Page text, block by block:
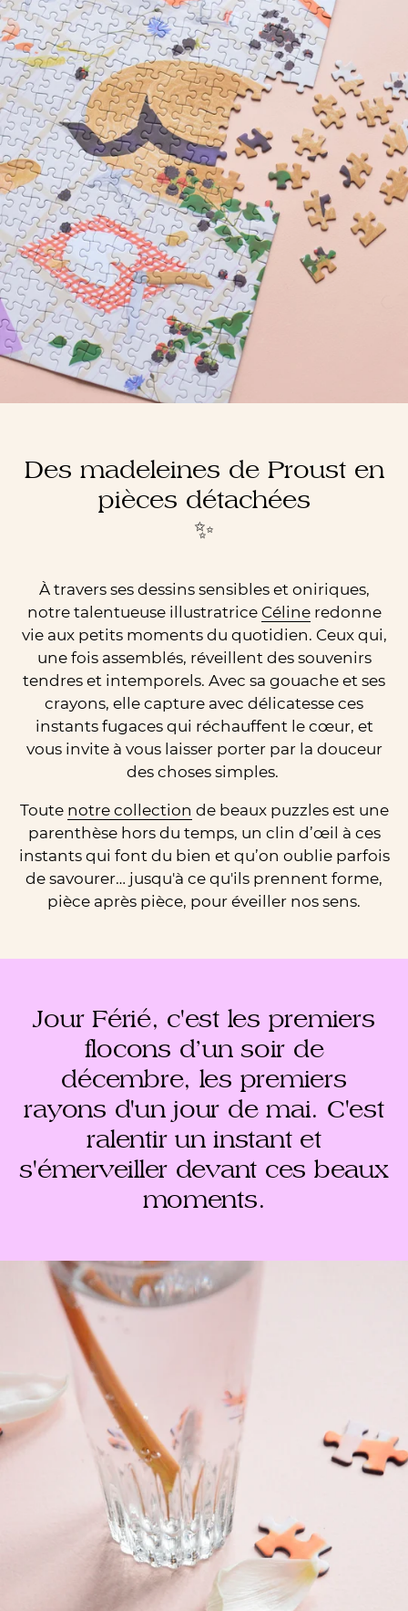
Des madeleines de Proust en
pièces détachées
✨
À travers ses dessins sensibles et oniriques,
notre talentueuse illustratrice Célineredonne
vie aux petits moments du quotidien. Ceux qui,
une fois assemblés, réveillent des souvenirs
tendres et intemporels. Avec sa gouache et ses
crayons, elle capture avec délicatesse ces
instants fugaces qui réchauffent le cœur, et
vous invite à vous laisser porter par la douceur
des choses simples.
Toute notre collection de beaux puzzles est une
parenthèse hors du temps, un clin d’œil à ces
instants qui font du bien et qu’on oublie parfois
de savourer… jusqu'à ce qu'ils prennent forme,
pièce après pièce, pour éveiller nos sens.
Jour Férié, c'est les premiers
flocons d’un soir de
décembre, les premiers
rayons d'un jour de mai. C'est
ralentir un instant et
s'émerveiller devant ces beaux
moments.